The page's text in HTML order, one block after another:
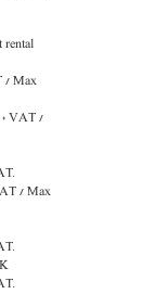
rental
/ Max
+ VAT /
/ Max
.